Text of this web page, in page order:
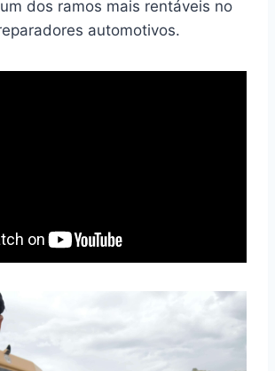
dos ramos mais rentáveis no
automotivos.